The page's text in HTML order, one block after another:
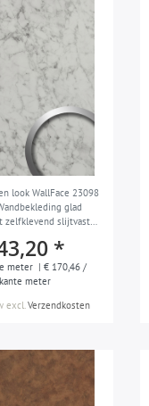
look WallFace 23098
glad
zelfklevend slijtvast
*
meter | € 170,46 /
meter
excl.Verzendkosten